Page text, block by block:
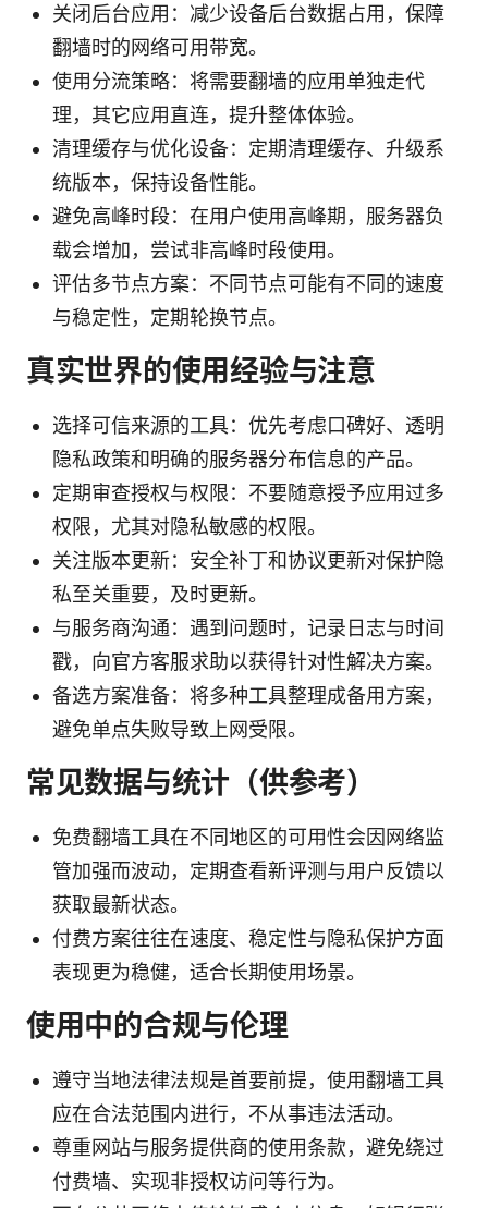
关闭后台应用：减少设备后台数据占用，保障
翻墙时的网络可用带宽。
使用分流策略：将需要翻墙的应用单独走代
理，其它应用直连，提升整体体验。
清理缓存与优化设备：定期清理缓存、升级系
统版本，保持设备性能。
避免高峰时段：在用户使用高峰期，服务器负
载会增加，尝试非高峰时段使用。
评估多节点方案：不同节点可能有不同的速度
与稳定性，定期轮换节点。
真实世界的使用经验与注意
选择可信来源的工具：优先考虑口碑好、透明
隐私政策和明确的服务器分布信息的产品。
定期审查授权与权限：不要随意授予应用过多
权限，尤其对隐私敏感的权限。
关注版本更新：安全补丁和协议更新对保护隐
私至关重要，及时更新。
与服务商沟通：遇到问题时，记录日志与时间
戳，向官方客服求助以获得针对性解决方案。
备选方案准备：将多种工具整理成备用方案，
避免单点失败导致上网受限。
常见数据与统计（供参考）
免费翻墙工具在不同地区的可用性会因网络监
管加强而波动，定期查看新评测与用户反馈以
获取最新状态。
付费方案往往在速度、稳定性与隐私保护方面
表现更为稳健，适合长期使用场景。
使用中的合规与伦理
遵守当地法律法规是首要前提，使用翻墙工具
应在合法范围内进行，不从事违法活动。
尊重网站与服务提供商的使用条款，避免绕过
付费墙、实现非授权访问等行为。